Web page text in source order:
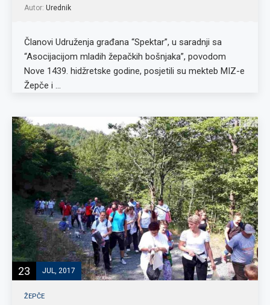
Autor: Urednik
Članovi Udruženja građana “Spektar”, u saradnji sa
“Asocijacijom mladih žepačkih bošnjaka”, povodom
Nove 1439. hidžretske godine, posjetili su mekteb MIZ-e
Žepče i …
23 JUL, 2017
ŽEPČE